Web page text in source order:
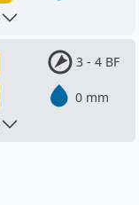
3 - 4 BF
0 mm